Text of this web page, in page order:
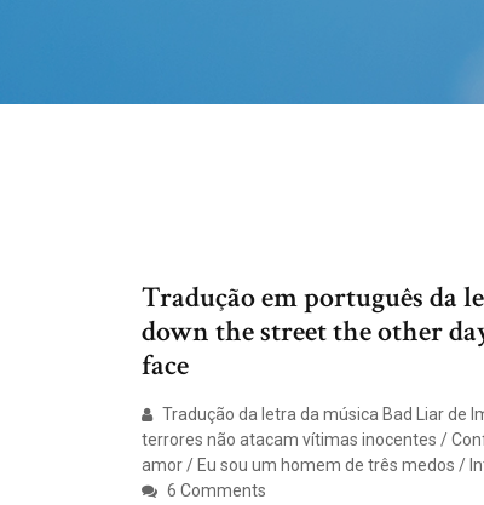
Tradução em português da
down the street the other
face
Tradução da letra da música Bad Liar de
terrores não atacam vítimas inocentes /
amor / Eu sou um homem de três medos /
6 Comments